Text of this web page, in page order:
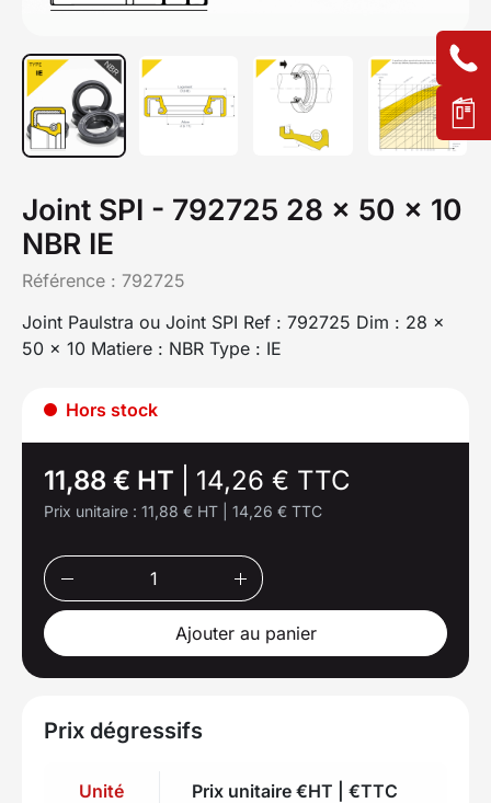
Joint SPI - 792725 28 x 50 x 10
NBR IE
Référence : 792725
Joint Paulstra ou Joint SPI Ref : 792725 Dim : 28 x
50 x 10 Matiere : NBR Type : IE
Hors stock
11,88 € HT 14,26 € TTC
Prix unitaire : 11,88 € HT 14,26 € TTC
Ajouter au panier
Prix dégressifs
Unité
Prix unitaire €HT | €TTC